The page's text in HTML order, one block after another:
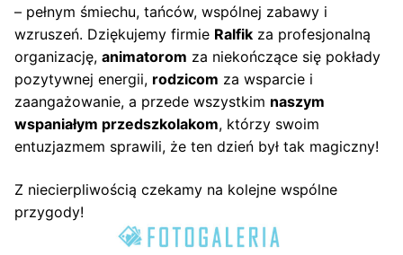
– pełnym śmiechu, tańców, wspólnej zabawy i
wzruszeń. Dziękujemy firmie Ralfik za profesjonalną
organizację, animatorom za niekończące się pokłady
pozytywnej energii, rodzicom za wsparcie i
zaangażowanie, a przede wszystkim naszym
wspaniałym przedszkolakom, którzy swoim
entuzjazmem sprawili, że ten dzień był tak magiczny!
Z niecierpliwością czekamy na kolejne wspólne
przygody!